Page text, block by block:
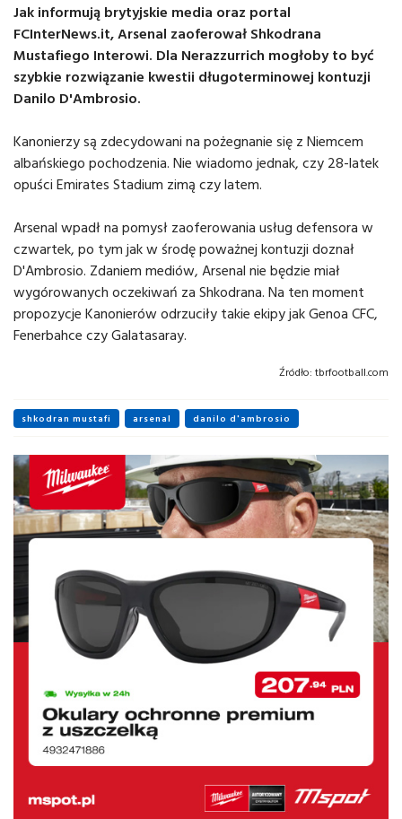
Jak informują brytyjskie media oraz portal
FCInterNews.it, Arsenal zaoferował Shkodrana
Mustafiego Interowi. Dla Nerazzurrich mogłoby to być
szybkie rozwiązanie kwestii długoterminowej kontuzji
Danilo D'Ambrosio.
Kanonierzy są zdecydowani na pożegnanie się z Niemcem
albańskiego pochodzenia. Nie wiadomo jednak, czy 28-latek
opuści Emirates Stadium zimą czy latem.
Arsenal wpadł na pomysł zaoferowania usług defensora w
czwartek, po tym jak w środę poważnej kontuzji doznał
D'Ambrosio. Zdaniem mediów, Arsenal nie będzie miał
wygórowanych oczekiwań za Shkodrana. Na ten moment
propozycje Kanonierów odrzuciły takie ekipy jak Genoa CFC,
Fenerbahce czy Galatasaray.
Źródło: tbrfootball.com
shkodran mustafi arsenal danilo d'ambrosio